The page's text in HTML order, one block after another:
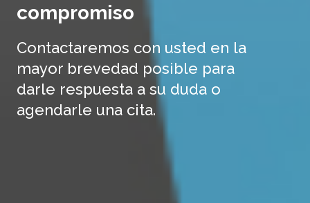
compromiso
Contactaremos con usted en la
mayor brevedad posible para
darle respuesta a su duda o
agendarle una cita.